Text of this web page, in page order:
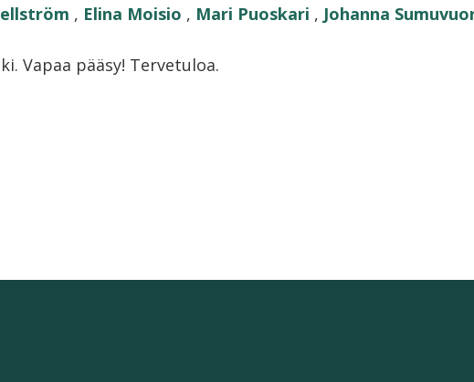
, Elina Moisio , Mari Puoskari , Johanna
Vapaa pääsy! Tervetuloa.